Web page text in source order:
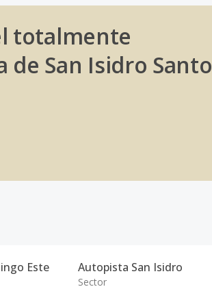
totalmente
de San Isidro Santo
Este Autopista San Isidro
Sector